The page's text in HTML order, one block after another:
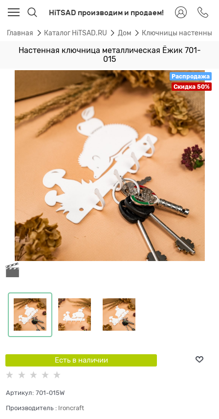
HiTSAD производим и продаем!
Главная Каталог HiTSAD.RU Дом Ключницы настенные
Настенная ключница металлическая Ёжик 701-
015
Распродажа
Скидка 50%
Есть в наличии
Артикул: 701-015W
Производитель : Ironcraft